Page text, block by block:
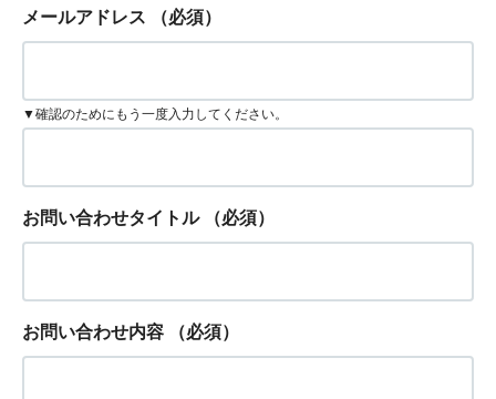
メールアドレス （必須）
▼確認のためにもう一度入力してください。
お問い合わせタイトル （必須）
お問い合わせ内容 （必須）